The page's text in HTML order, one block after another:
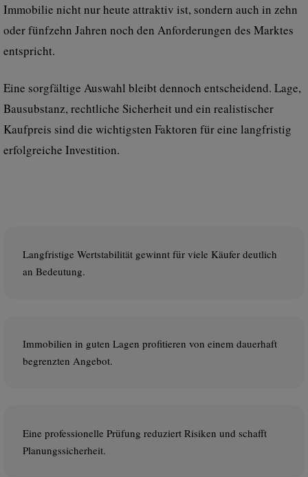
Immobilie nicht nur heute attraktiv ist, sondern auch in zehn
oder fünfzehn Jahren noch den Anforderungen des Marktes
entspricht.
Eine sorgfältige Auswahl bleibt dennoch entscheidend. Lage,
Bausubstanz, rechtliche Sicherheit und ein realistischer
Kaufpreis sind die wichtigsten Faktoren für eine langfristig
erfolgreiche Investition.
Langfristige Wertstabilität gewinnt für viele Käufer deutlich
an Bedeutung.
Immobilien in guten Lagen profitieren von einem dauerhaft
begrenzten Angebot.
Eine professionelle Prüfung reduziert Risiken und schafft
Planungssicherheit.